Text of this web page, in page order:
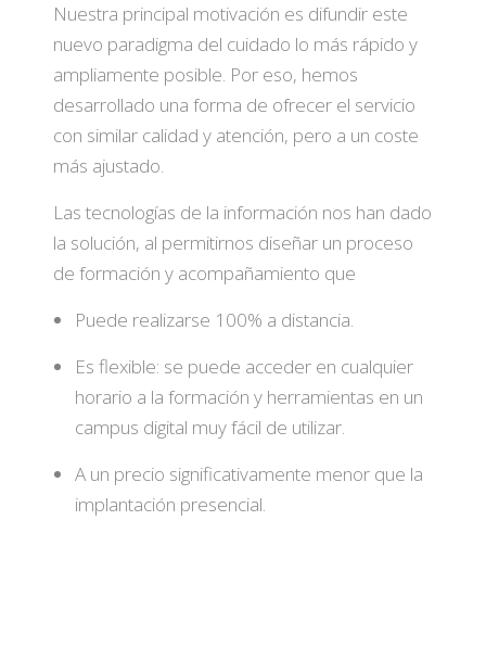
Nuestra principal motivación es difundir este
nuevo paradigma del cuidado lo más rápido y
ampliamente posible. Por eso, hemos
desarrollado una forma de ofrecer el servicio
con similar calidad y atención, pero a un coste
más ajustado.
Las tecnologías de la información nos han dado
la solución, al permitirnos diseñar un proceso
de formación y acompañamiento que
Puede realizarse 100% a distancia.
Es flexible: se puede acceder en cualquier
horario a la formación y herramientas en un
campus digital muy fácil de utilizar.
A un precio significativamente menor que la
implantación presencial.